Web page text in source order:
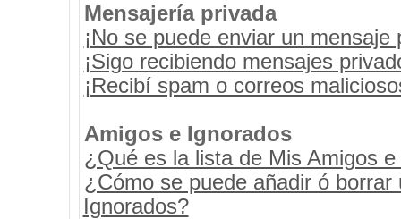
Mensajería privada
¡No se puede enviar un mensaje
¡Sigo recibiendo mensajes
¡Recibí spam o correos
Amigos e Ignorados
¿Qué es la lista de Mis Amigos
¿Cómo se puede añadir ó
Ignorados?